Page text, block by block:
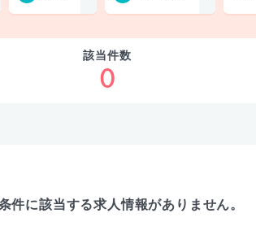
該当件数
0
件に該当する求人情報がありません。